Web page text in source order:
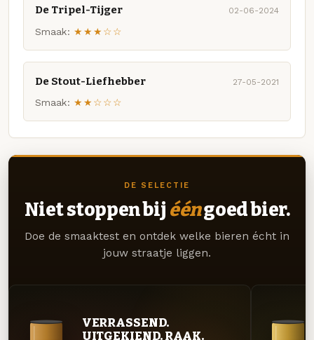
De Tripel-Tijger 02-06-2024
Smaak: ★★★☆☆
De Stout-Liefhebber 27-05-2021
Smaak: ★★☆☆☆
DE SELECTIE
Niet stoppen bij ééngoed bier.
Doe de smaaktest en ontdek welke bieren écht in
jouw straatje liggen.
VERRASSEND.
UITGEKIEND. RAAK.